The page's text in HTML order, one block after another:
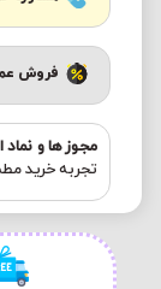
فروش
مجوز ها و نماد
تجربه خرید